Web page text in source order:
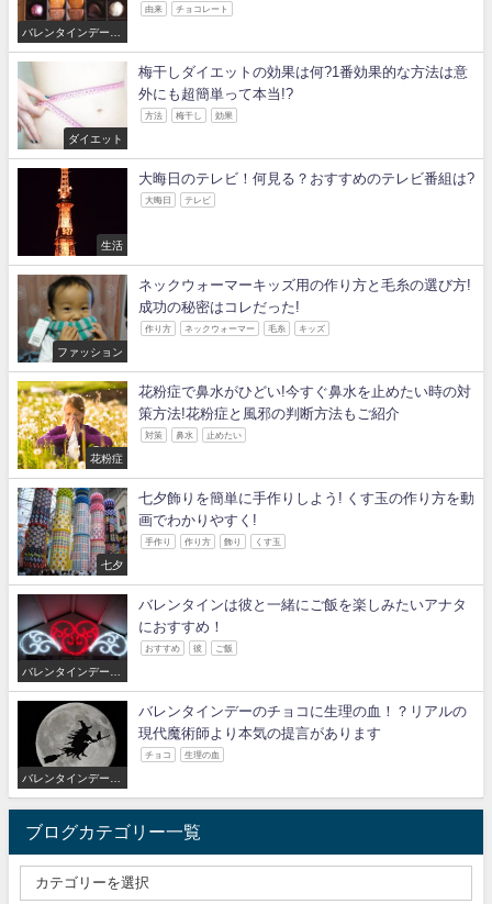
バレンタインデー・
ホワイトデー
由来 チョコレート
ダイエット
梅干しダイエットの効果は何?1番効果的な方法は意
外にも超簡単って本当!?
方法 梅干し 効果
生活
大晦日のテレビ！何見る？おすすめのテレビ番組は?
大晦日 テレビ
ファッション
ネックウォーマーキッズ用の作り方と毛糸の選び方!
成功の秘密はコレだった!
作り方 ネックウォーマー 毛糸 キッズ
花粉症
花粉症で鼻水がひどい!今すぐ鼻水を止めたい時の対
策方法!花粉症と風邪の判断方法もご紹介
対策 鼻水 止めたい
七夕
七夕飾りを簡単に手作りしよう! くす玉の作り方を動
画でわかりやすく!
手作り 作り方 飾り くす玉
バレンタインデー・
ホワイトデー
バレンタインは彼と一緒にご飯を楽しみたいアナタ
におすすめ！
おすすめ 彼 ご飯
バレンタインデー・
ホワイトデー
バレンタインデーのチョコに生理の血！？リアルの
現代魔術師より本気の提言があります
チョコ 生理の血
ブログカテゴリー一覧